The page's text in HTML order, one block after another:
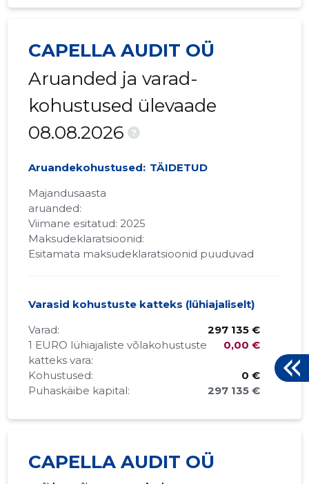
CAPELLA AUDIT OÜ
Aruanded ja varad-
kohustused ülevaade
08.08.2026
?
Aruandekohustused: TÄIDETUD
Majandusaasta
aruanded:
Viimane esitatud: 2025
Maksudeklaratsioonid:
Esitamata maksudeklaratsioonid puuduvad
Varasid kohustuste katteks (lühiajaliselt)
Varad:
297 135 €
1 EURO lühiajaliste võlakohustuste
katteks vara:
0,00 €
Kohustused:
0 €
Puhaskäibe kapital:
297 135 €
CAPELLA AUDIT OÜ